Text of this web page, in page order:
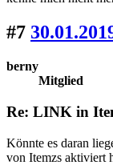
#7
berny
Mitglied
Re: LINK in
Könnte es daran
von Itemzs aktiviert